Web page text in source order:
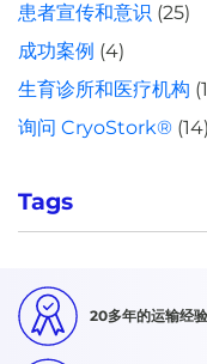
患者宣传和意识 (25)
成功案例 (4)
生育诊所和医疗机构
询问 CryoStork® (14)
Tags
20多年的运输经验